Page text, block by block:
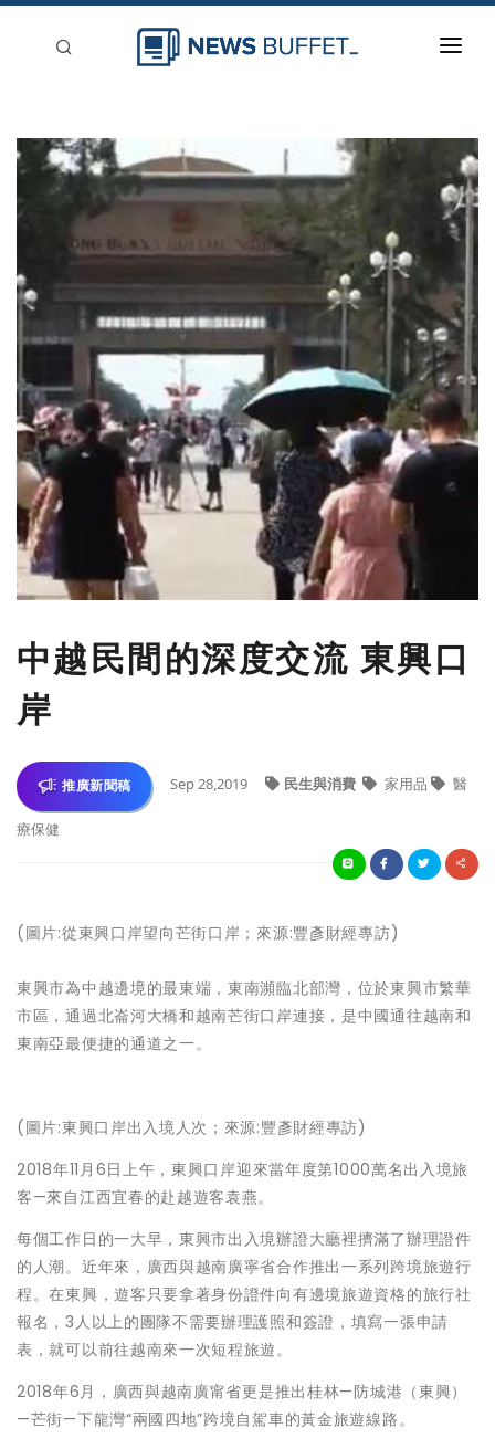
新聞稿分類
登入
刊登
中越民間的深度交流 東興口
岸
推廣新聞稿 Sep 28,2019 民生與消費 家用品 醫
療保健
(圖片:從東興口岸望向芒街口岸；來源:豐彥財經專訪)
東興市為中越邊境的最東端，東南瀕臨北部灣，位於東興市繁華
市區，通過北崙河大橋和越南芒街口岸連接，是中國通往越南和
東南亞最便捷的通道之一。
(圖片:東興口岸出入境人次；來源:豐彥財經專訪)
2018年11月6日上午，東興口岸迎來當年度第1000萬名出入境旅
客—來自江西宜春的赴越遊客袁燕。
每個工作日的一大早，東興市出入境辦證大廳裡擠滿了辦理證件
的人潮。近年來，廣西與越南廣寧省合作推出一系列跨境旅遊行
程。在東興，遊客只要拿著身份證件向有邊境旅遊資格的旅行社
報名，3人以上的團隊不需要辦理護照和簽證，填寫一張申請
表，就可以前往越南來一次短程旅遊。
2018年6月，廣西與越南廣甯省更是推出桂林—防城港（東興）
—芒街—下龍灣“兩國四地”跨境自駕車的黃金旅遊線路。